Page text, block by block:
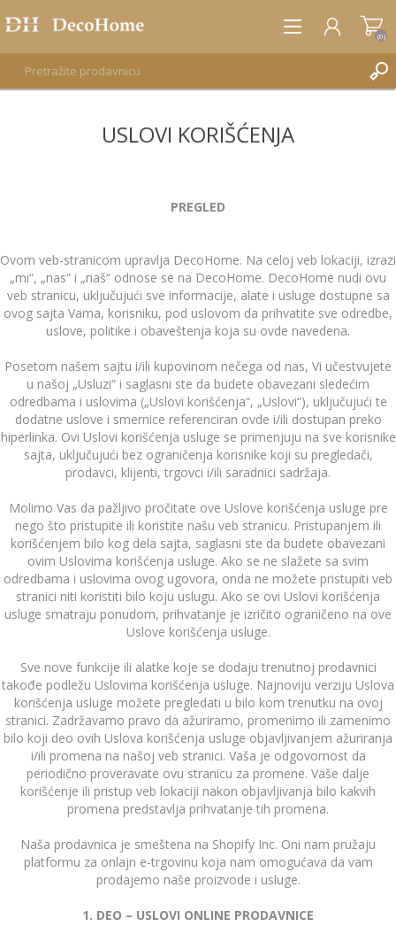
REGISTRUJTE SE
(0)
USLOVI KORIŠĆENJA
PREGLED
Ovom veb-stranicom upravlja DecoHome. Na celoj veb lokaciji, izrazi
„mi“, „nas“ i „naš“ odnose se na DecoHome. DecoHome nudi ovu
veb stranicu, uključujući sve informacije, alate i usluge dostupne sa
ovog sajta Vama, korisniku, pod uslovom da prihvatite sve odredbe,
uslove, politike i obaveštenja koja su ovde navedena.
Posetom našem sajtu i/ili kupovinom nečega od nas, Vi učestvujete
u našoj „Usluzi“ i saglasni ste da budete obavezani sledećim
odredbama i uslovima („Uslovi korišćenja“, „Uslovi“), uključujući te
dodatne uslove i smernice referenciran ovde i/ili dostupan preko
hiperlinka. Ovi Uslovi korišćenja usluge se primenjuju na sve korisnike
sajta, uključujući bez ograničenja korisnike koji su pregledači,
prodavci, klijenti, trgovci i/ili saradnici sadržaja.
Molimo Vas da pažljivo pročitate ove Uslove korišćenja usluge pre
nego što pristupite ili koristite našu veb stranicu. Pristupanjem ili
korišćenjem bilo kog dela sajta, saglasni ste da budete obavezani
ovim Uslovima korišćenja usluge. Ako se ne slažete sa svim
odredbama i uslovima ovog ugovora, onda ne možete pristupiti veb
stranici niti koristiti bilo koju uslugu. Ako se ovi Uslovi korišćenja
usluge smatraju ponudom, prihvatanje je izričito ograničeno na ove
Uslove korišćenja usluge.
Sve nove funkcije ili alatke koje se dodaju trenutnoj prodavnici
takođe podležu Uslovima korišćenja usluge. Najnoviju verziju Uslova
korišćenja usluge možete pregledati u bilo kom trenutku na ovoj
stranici. Zadržavamo pravo da ažuriramo, promenimo ili zamenimo
bilo koji deo ovih Uslova korišćenja usluge objavljivanjem ažuriranja
i/ili promena na našoj veb stranici. Vaša je odgovornost da
periodično proveravate ovu stranicu za promene. Vaše dalje
korišćenje ili pristup veb lokaciji nakon objavljivanja bilo kakvih
promena predstavlja prihvatanje tih promena.
Naša prodavnica je smeštena na Shopify Inc. Oni nam pružaju
platformu za onlajn e-trgovinu koja nam omogućava da vam
prodajemo naše proizvode i usluge.
1. DEO – USLOVI ONLINE PRODAVNICE